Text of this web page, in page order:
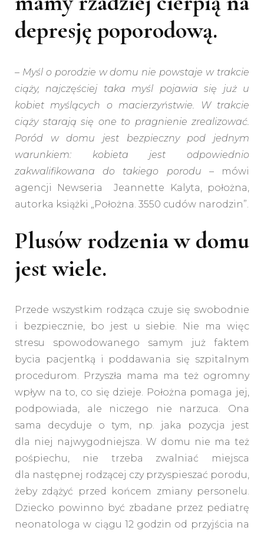
depresję poporodową.
– Myśl o porodzie w domu nie powstaje w trakcie
ciąży, najczęściej taka myśl pojawia się już u
kobiet myślących o macierzyństwie. W trakcie
ciąży starają się one to pragnienie zrealizować.
Poród w domu jest bezpieczny pod jednym
warunkiem: kobieta jest odpowiednio
zakwalifikowana do takiego porodu –
mówi
agencji Newseria Jeannette Kalyta, położna,
autorka książki „Położna. 3550 cudów narodzin”.
Plusów rodzenia w domu
jest wiele.
Przede wszystkim rodząca czuje się swobodnie
i bezpiecznie, bo jest u siebie. Nie ma więc
stresu spowodowanego samym już faktem
bycia pacjentką i poddawania się szpitalnym
procedurom. Przyszła mama ma też ogromny
wpływ na to, co się dzieje. Położna pomaga jej,
podpowiada, ale niczego nie narzuca. Ona
sama decyduje o tym, np. jaka pozycja jest
dla niej najwygodniejsza. W domu nie ma też
pośpiechu, nie trzeba zwalniać miejsca
dla następnej rodzącej czy przyspieszać porodu,
żeby zdążyć przed końcem zmiany personelu.
Dziecko powinno być zbadane przez pediatrę
neonatologa w ciągu 12 godzin od przyjścia na